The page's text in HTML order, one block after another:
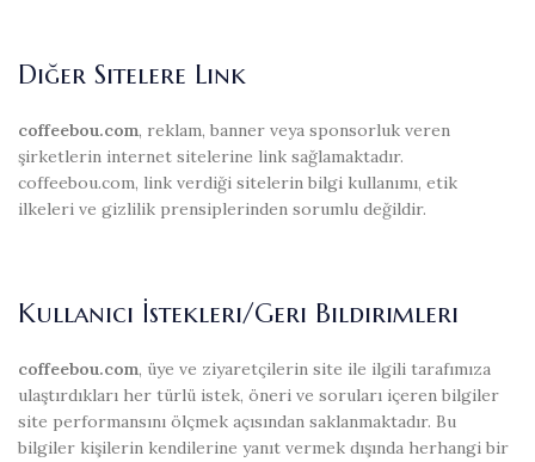
Diğer Sitelere Link
coffeebou.com, reklam, banner veya sponsorluk veren
şirketlerin internet sitelerine link sağlamaktadır.
coffeebou.com, link verdiği sitelerin bilgi kullanımı, etik
ilkeleri ve gizlilik prensiplerinden sorumlu değildir.
Kullanıcı İstekleri/Geri Bildirimleri
coffeebou.com, üye ve ziyaretçilerin site ile ilgili tarafımıza
ulaştırdıkları her türlü istek, öneri ve soruları içeren bilgiler
site performansını ölçmek açısından saklanmaktadır. Bu
bilgiler kişilerin kendilerine yanıt vermek dışında herhangi bir